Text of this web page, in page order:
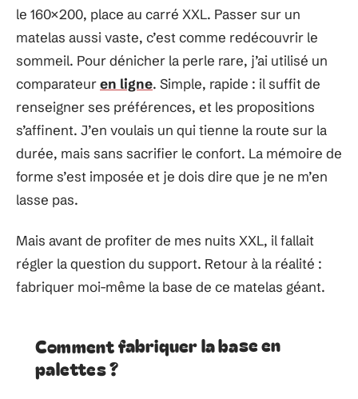
le 160×200, place au carré XXL. Passer sur un
matelas aussi vaste, c’est comme redécouvrir le
sommeil. Pour dénicher la perle rare, j’ai utilisé un
comparateuren ligne. Simple, rapide : il suffit de
renseigner ses préférences, et les propositions
s’affinent. J’en voulais un qui tienne la route sur la
durée, mais sans sacrifier le confort. La mémoire de
forme s’est imposée et je dois dire que je ne m’en
lasse pas.
Mais avant de profiter de mes nuits XXL, il fallait
régler la question du support. Retour à la réalité :
fabriquer moi-même la base de ce matelas géant.
Comment fabriquer la base en
palettes ?